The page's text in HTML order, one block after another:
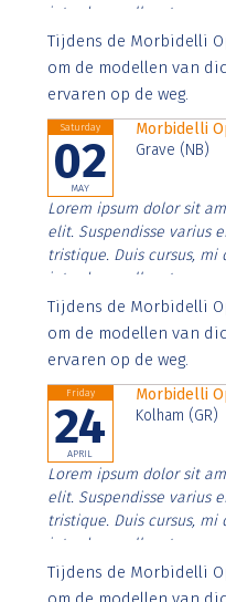
interdum nulla, ut
Aenean faucibus nibh et
imperdiet. Nunc ut sem
Tijdens de Morbidelli
om de modellen van
ervaren op de weg.
Saturday
02
MAY
Morbidelli
Grave (NB)
Lorem ipsum dolor sit
elit. Suspendisse varius
tristique. Duis cursus,
interdum nulla, ut
Aenean faucibus nibh et
imperdiet. Nunc ut sem
Tijdens de Morbidelli
om de modellen van
ervaren op de weg.
Friday
24
APRIL
Morbidelli
Kolham (GR)
Lorem ipsum dolor sit
elit. Suspendisse varius
tristique. Duis cursus,
interdum nulla, ut
Aenean faucibus nibh et
imperdiet. Nunc ut sem
Tijdens de Morbidelli